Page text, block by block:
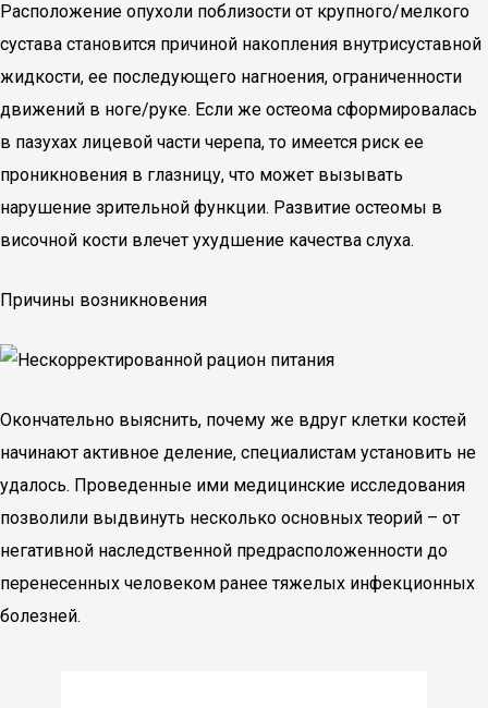
Расположение опухоли поблизости от крупного/мелкого
сустава становится причиной накопления внутрисуставной
жидкости, ее последующего нагноения, ограниченности
движений в ноге/руке. Если же остеома сформировалась
в пазухах лицевой части черепа, то имеется риск ее
проникновения в глазницу, что может вызывать
нарушение зрительной функции. Развитие остеомы в
височной кости влечет ухудшение качества слуха.
Причины возникновения
Окончательно выяснить, почему же вдруг клетки костей
начинают активное деление, специалистам установить не
удалось. Проведенные ими медицинские исследования
позволили выдвинуть несколько основных теорий – от
негативной наследственной предрасположенности до
перенесенных человеком ранее тяжелых инфекционных
болезней.